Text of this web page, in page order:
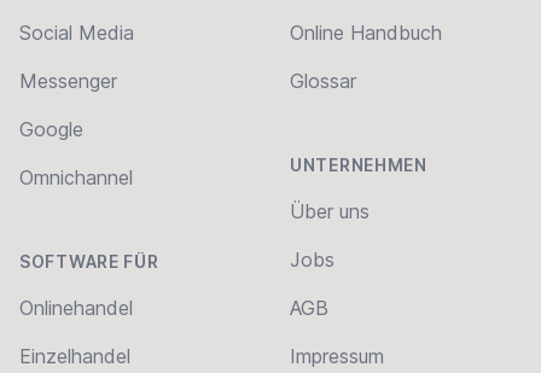
Social Media
Messenger
Google
Omnichannel
SOFTWARE FÜR
Onlinehandel
Einzelhandel
Online Handbuch
Glossar
UNTERNEHMEN
Über uns
Jobs
AGB
Impressum